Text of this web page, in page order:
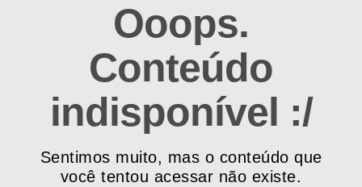
Ooops.
Conteúdo
indisponível :/
Sentimos muito, mas o conteúdo que
você tentou acessar não existe.